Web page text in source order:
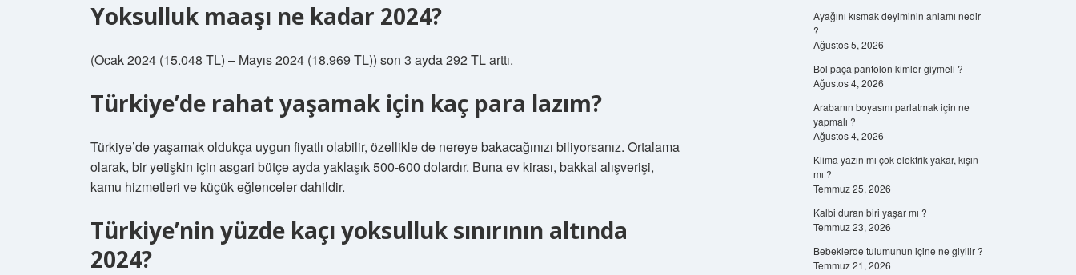
Yoksulluk maaşı ne kadar 2024?
(Ocak 2024 (15.048 TL) – Mayıs 2024 (18.969 TL)) son 3 ayda 292 TL arttı.
Türkiye’de rahat yaşamak için kaç para lazım?
Türkiye’de yaşamak oldukça uygun fiyatlı olabilir, özellikle de nereye bakacağınızı biliyorsanız. Ortalama
olarak, bir yetişkin için asgari bütçe ayda yaklaşık 500-600 dolardır. Buna ev kirası, bakkal alışverişi,
kamu hizmetleri ve küçük eğlenceler dahildir.
Türkiye’nin yüzde kaçı yoksulluk sınırının altında
2024?
Ayağını kısmak deyiminin anlamı nedir
?
Ağustos 5, 2026
Bol paça pantolon kimler giymeli ?
Ağustos 4, 2026
Arabanın boyasını parlatmak için ne
yapmalı ?
Ağustos 4, 2026
Klima yazın mı çok elektrik yakar, kışın
mı ?
Temmuz 25, 2026
Kalbi duran biri yaşar mı ?
Temmuz 23, 2026
Bebeklerde tulumunun içine ne giyilir ?
Temmuz 21, 2026